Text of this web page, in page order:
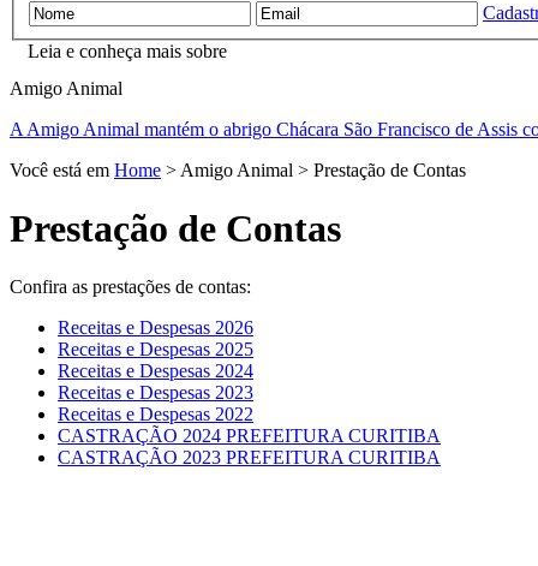
Leia e conheça mais sobre
Amigo Animal
A Amigo Animal mantém o abrigo Chácara São Francisco de Assis
Você está em Home > Amigo Animal > Prestação de Contas
Prestação de Contas
Confira as prestações de contas:
Receitas e Despesas 2026
Receitas e Despesas 2025
Receitas e Despesas 2024
Receitas e Despesas 2023
Receitas e Despesas 2022
CASTRAÇÃO 2024 PREFEITURA CURITIBA
CASTRAÇÃO 2023 PREFEITURA CURITIBA